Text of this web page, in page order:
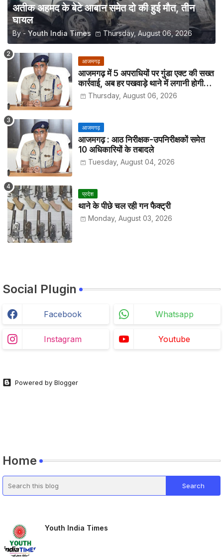
अतीक अहमद के बेटे आबान समेत दो की हुई मौत, तीन
घायल
By - Youth India Times Thursday, August 06, 2026
आजमगढ़
आजमगढ़ में 5 अपराधियों पर गुंडा एक्ट की सख्त
कार्रवाई, अब हर पखवाड़े थाने में लगानी होगी
हाजिरीThursday, August 06, 2026
आजमगढ़
आजमगढ़ : आठ निरीक्षक-उपनिरीक्षकों समेत
10 अधिकारियों के तबादले
Tuesday, August 04, 2026
प्रदेश
थाने के पीछे चल रही गन फैक्ट्री
Monday, August 03, 2026
Social Plugin
Facebook Whatsapp
Instagram Youtube
Powered by Blogger
Home
Youth India Times